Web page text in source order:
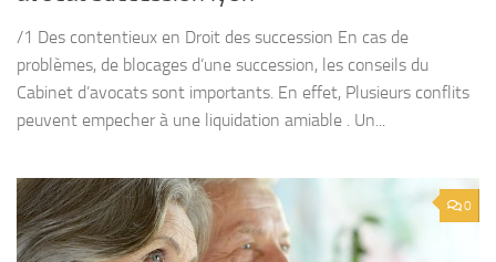
/1 Des contentieux en Droit des succession En cas de
problèmes, de blocages d’une succession, les conseils du
Cabinet d’avocats sont importants. En effet, Plusieurs conflits
peuvent empecher à une liquidation amiable . Un...
0